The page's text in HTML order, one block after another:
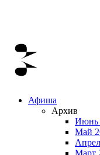
Афиша
Архив
Июнь
Май
Март